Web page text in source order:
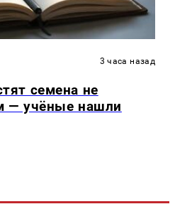
3 часа назад
семена не
— учёные нашли